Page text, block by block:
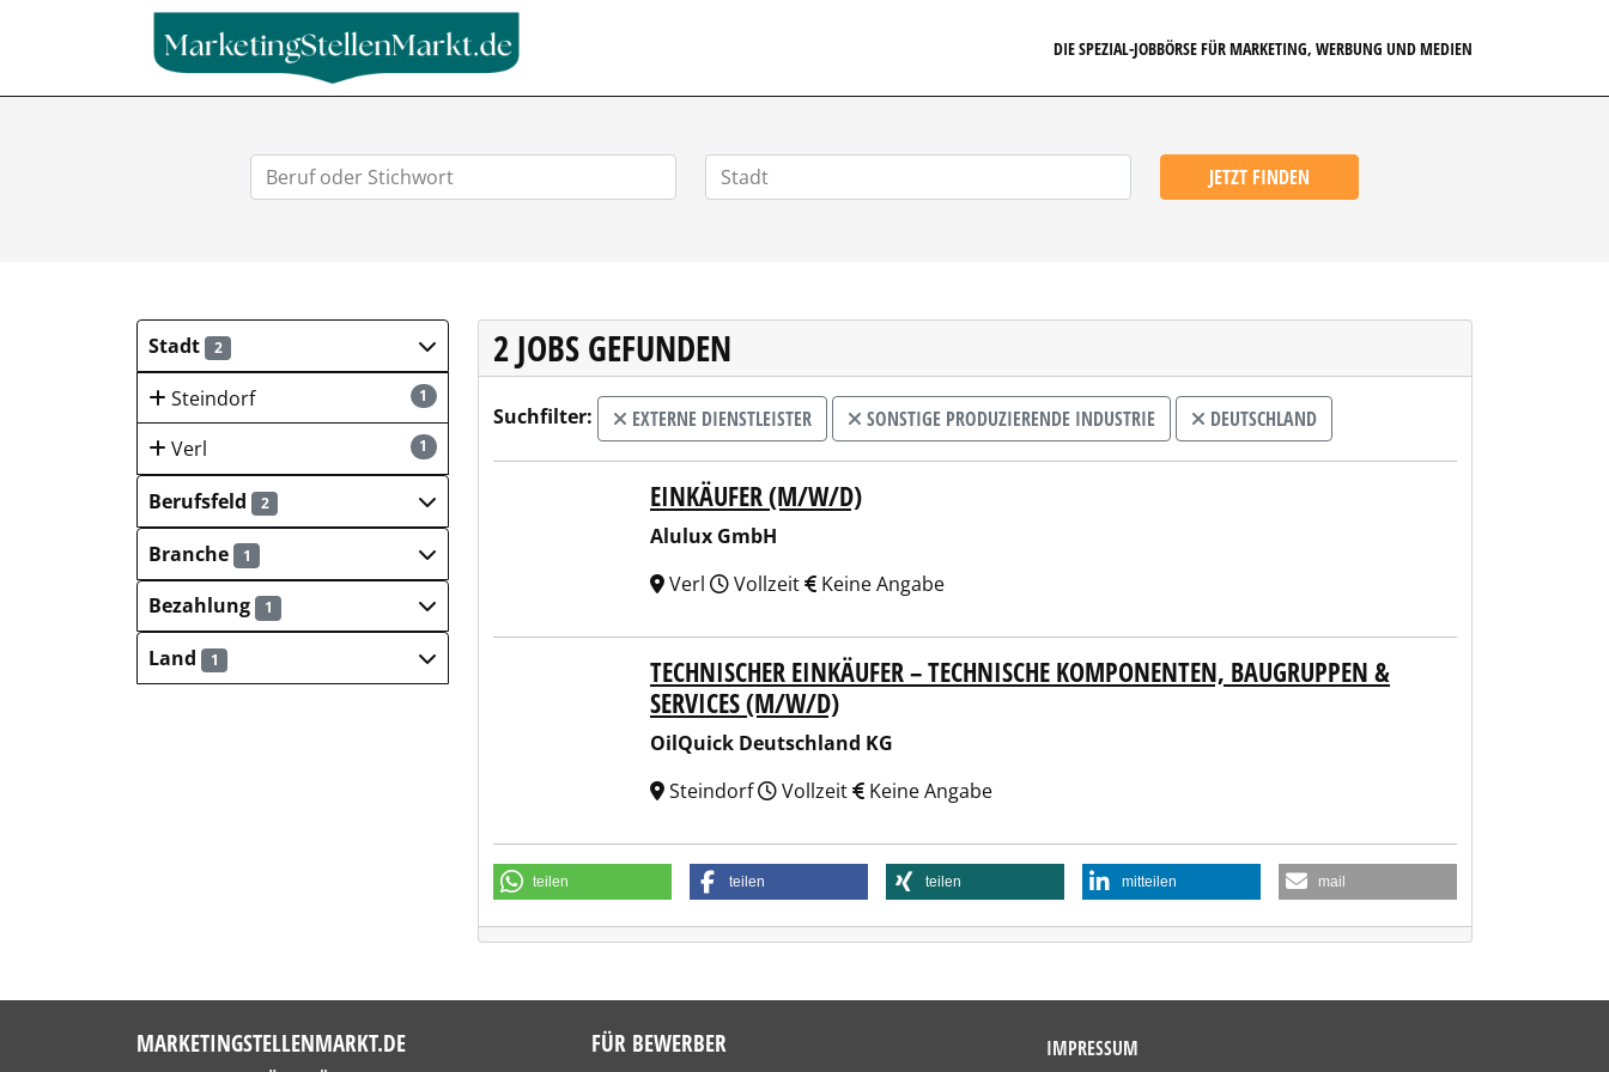
DIE SPEZIAL-JOBBÖRSE FÜR MARKETING, WERBUNG UND MEDIEN
JETZT FINDEN
Stadt 2
1
Steindorf
1
Verl
Berufsfeld
2
Branche 1
Bezahlung 1
Land 1
2 JOBS GEFUNDEN
Suchfilter: EXTERNE DIENSTLEISTER SONSTIGE PRODUZIERENDE INDUSTRIE DEUTSCHLAND
EINKÄUFER (M/W/D)
Alulux GmbH
Verl
Vollzeit Keine Angabe
OilQuick Deutschland KGTECHNISCHER EINKÄUFER – TECHNISCHE KOMPONENTEN, BAUGRUPPEN &
SERVICES (M/W/D)
OilQuick Deutschland KG
Steindorf
Vollzeit Keine Angabe
teilen teilen teilen mitteilen mail
MARKETINGSTELLENMARKT.DE FÜR BEWERBER IMPRESSUM